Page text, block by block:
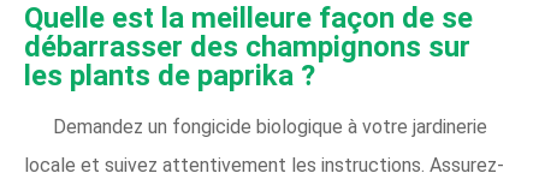
Quelle est la meilleure façon de se
débarrasser des champignons sur
les plants de paprika ?
Demandez un fongicide biologique à votre jardinerie
locale et suivez attentivement les instructions. Assurez-